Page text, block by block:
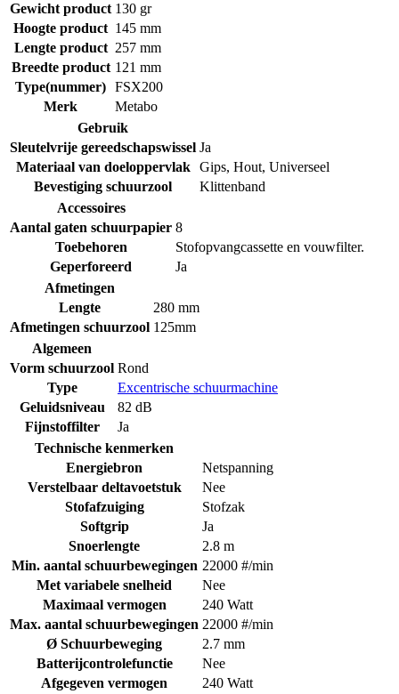
Gewicht product 130 gr
Hoogte product 145 mm
Lengte product 257 mm
Breedte product 121 mm
Type(nummer) FSX200
Merk
Metabo
Gebruik
Sleutelvrije gereedschapswissel Ja
Materiaal van doeloppervlak
Gips, Hout, Universeel
Bevestiging schuurzool
Klittenband
Accessoires
Aantal gaten schuurpapier 8
Toebehoren
Stofopvangcassette en vouwfilter.
Geperforeerd
Ja
Afmetingen
Lengte
280 mm
Afmetingen schuurzool 125mm
Algemeen
Vorm schuurzool Rond
Type
Excentrische schuurmachine
Geluidsniveau
82 dB
Fijnstoffilter
Ja
Technische kenmerken
Energiebron
Netspanning
Verstelbaar deltavoetstuk
Nee
Stofafzuiging
Stofzak
Softgrip
Ja
Snoerlengte
2.8 m
Min. aantal schuurbewegingen 22000 #/min
Met variabele snelheid
Nee
Maximaal vermogen
240 Watt
Max. aantal schuurbewegingen 22000 #/min
Ø Schuurbeweging
2.7 mm
Batterijcontrolefunctie
Nee
Afgegeven vermogen
240 Watt